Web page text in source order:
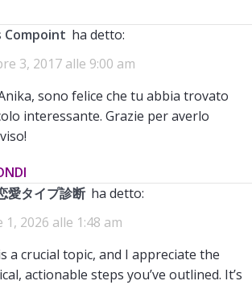
Compoint ha detto:
3, 2017 alle 9:00 am
sono felice che tu abbia trovato
interessante. Grazie per averlo
愛タイプ診断 ha detto:
1, 2026 alle 1:48 am
a crucial topic, and I appreciate the
actionable steps you’ve outlined. It’s